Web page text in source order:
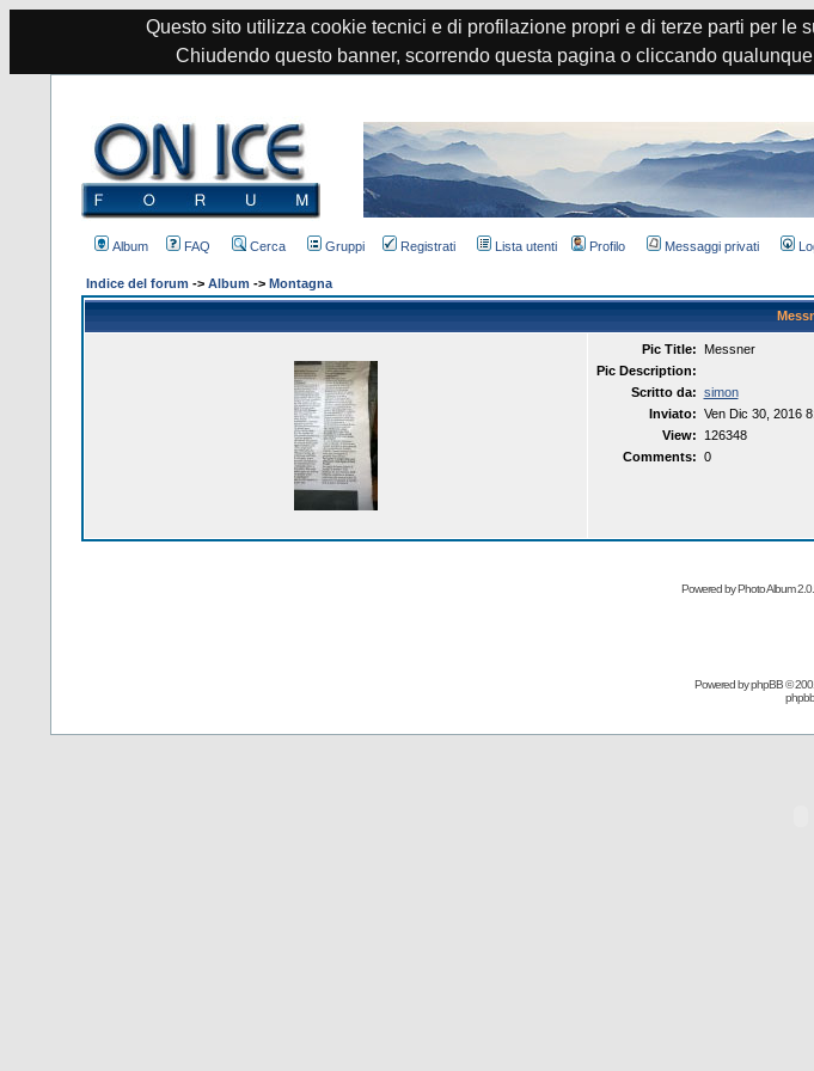
Questo sito utilizza cookie tecnici e di profilazione propri e di terze parti per
Chiudendo questo banner, scorrendo questa pagina o cliccando
Album FAQ Cerca Gruppi Registrati Lista utenti Profilo Messaggi privati
Indice del forum -> Album -> Montagna
Pic Title:
Messner
Pic Description:
Scritto da: simon
Inviato: Ven Dic 30, 2016
View:
126348
Comments: 0
Powered by Photo Album
Powered byphpBB©